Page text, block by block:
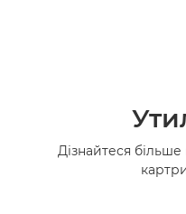
Дізнайтеся більше